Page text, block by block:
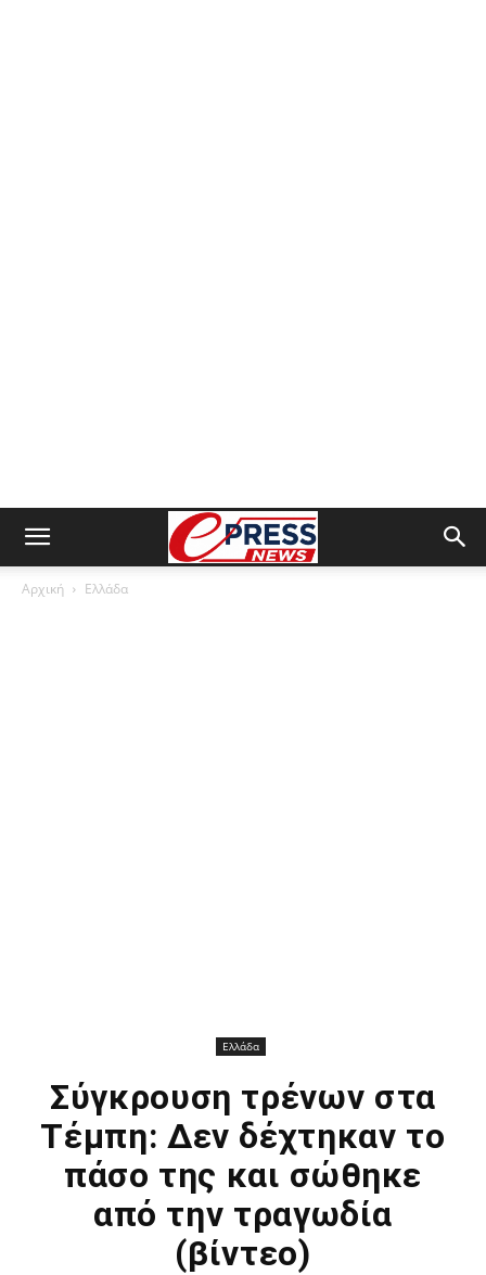
Αρχική Ελλάδα
Ελλάδα
Σύγκρουση τρένων στα
Τέμπη: Δεν δέχτηκαν το
πάσο της και σώθηκε
από την τραγωδία
(βίντεο)